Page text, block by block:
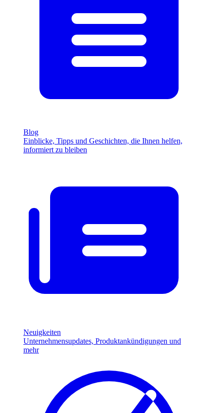
Blog
Einblicke, Tipps und Geschichten, die Ihnen helfen,
informiert zu bleiben
Neuigkeiten
Unternehmensupdates, Produktankündigungen und
mehr